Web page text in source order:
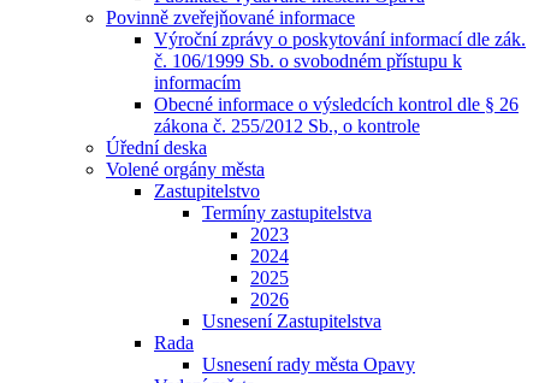
Povinně zveřejňované informace
Výroční zprávy o poskytování informací dle zák.
č. 106/1999 Sb. o svobodném přístupu k
informacím
Obecné informace o výsledcích kontrol dle § 26
zákona č. 255/2012 Sb., o kontrole
Úřední deska
Volené orgány města
Zastupitelstvo
Termíny zastupitelstva
2023
2024
2025
2026
Usnesení Zastupitelstva
Rada
Usnesení rady města Opavy